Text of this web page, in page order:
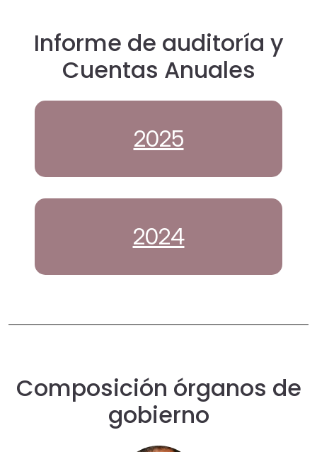
Informe de auditoría y
Cuentas Anuales
2025
2024
Composición órganos de
gobierno